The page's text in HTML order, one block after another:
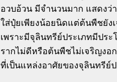
อวบอ้วน มีจำนวนมาก แสดงว่
ใส่ปุ๋ยเพียงน้อยนิดแต่ต้นพืชยัง
เพราะมีจุลินทรีย์ประเภทมีปร
รากไม่ดีหรือต้นพืชไม่เจริญงอ
ที่เป็นแหล่งอาศัยของจุลินทรีย์